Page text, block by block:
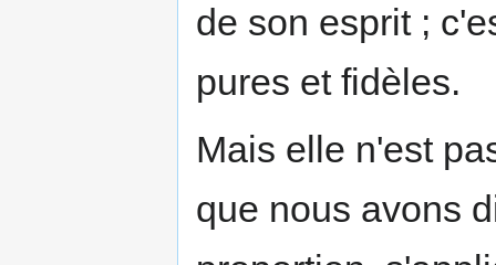
de son esprit ;
pures et fidèles.
Mais elle n'est
que nous avons